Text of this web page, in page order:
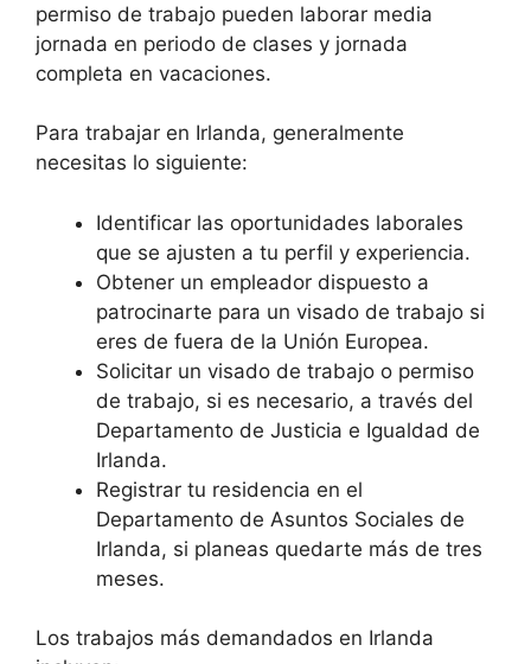
permiso de trabajo pueden laborar media
jornada en periodo de clases y jornada
completa en vacaciones.
Para trabajar en Irlanda, generalmente
necesitas lo siguiente:
Identificar las oportunidades laborales
que se ajusten a tu perfil y experiencia.
Obtener un empleador dispuesto a
patrocinarte para un visado de trabajo si
eres de fuera de la Unión Europea.
Solicitar un visado de trabajo o permiso
de trabajo, si es necesario, a través del
Departamento de Justicia e Igualdad de
Irlanda.
Registrar tu residencia en el
Departamento de Asuntos Sociales de
Irlanda, si planeas quedarte más de tres
meses.
Los trabajos más demandados en Irlanda